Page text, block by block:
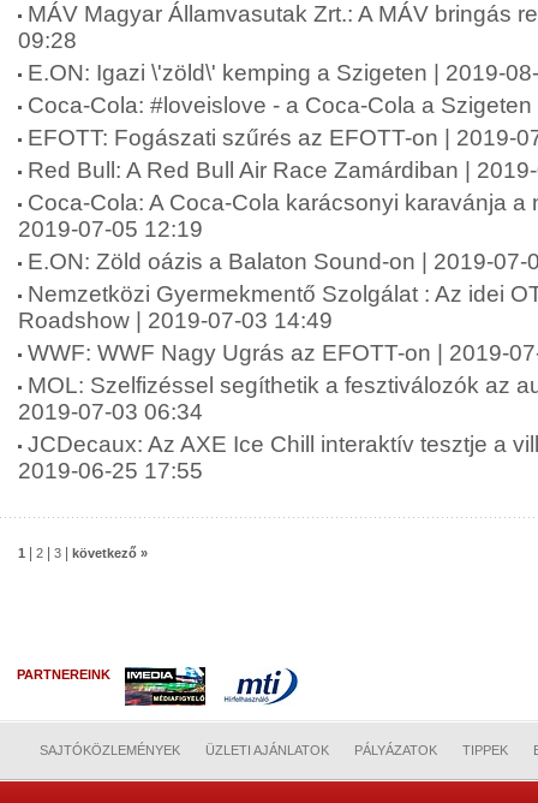
MÁV Magyar Államvasutak Zrt.: A MÁV bringás
09:28
E.ON: Igazi \'zöld\' kemping a Szigeten | 2019-
Coca-Cola: #loveislove - a Coca-Cola a
EFOTT: Fogászati szűrés az EFOTT-on | 2019-
Red Bull: A Red Bull Air Race Zamárdiban |
Coca-Cola: A Coca-Cola karácsonyi karavánja a
2019-07-05 12:19
E.ON: Zöld oázis a Balaton Sound-on | 2019-07-
Nemzetközi Gyermekmentő Szolgálat : Az idei
Roadshow | 2019-07-03 14:49
WWF: WWF Nagy Ugrás az EFOTT-on | 2019-
MOL: Szelfizéssel segíthetik a fesztiválozók az
2019-07-03 06:34
JCDecaux: Az AXE Ice Chill interaktív tesztje a
2019-06-25 17:55
1 2 3 következő »
PARTNEREINK
SAJTÓKÖZLEMÉNYEK ÜZLETI AJÁNLATOK PÁLYÁZATOK TIPPEK